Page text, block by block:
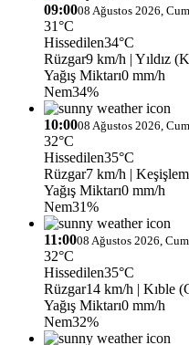
09:0008 Ağustos 2026,
31°C
Hissedilen34°C
Rüzgar9 km/h | Yıldız
Yağış Miktarı0 mm/h
Nem34%
10:0008 Ağustos 2026,
32°C
Hissedilen35°C
Rüzgar7 km/h |
Yağış Miktarı0 mm/h
Nem31%
11:0008 Ağustos 2026,
32°C
Hissedilen35°C
Rüzgar14 km/h | Kıble
Yağış Miktarı0 mm/h
Nem32%